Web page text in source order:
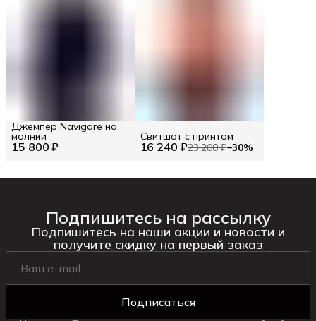
15 800 ₽
Джемпер Navigare на
молнии
16 240 ₽23 200 ₽−30%
Свитшот с принтом
Подпишитесь на рассылку
Подпишитесь на наши акции и новости и
получите скидку на первый заказ
Подписаться